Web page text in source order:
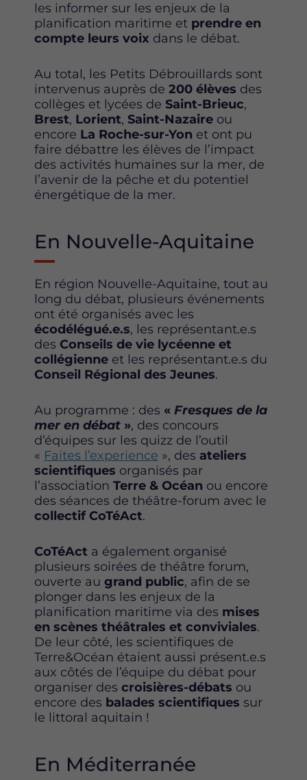
les informer sur les enjeux de la
planification maritime et prendre en
compte leurs voix dans le débat.
Au total, les Petits Débrouillards sont
intervenus auprès de 200 élèves des
collèges et lycées de Saint-Brieuc,
Brest, Lorient, Saint-Nazaire ou
encore La Roche-sur-Yon et ont pu
faire débattre les élèves de l’impact
des activités humaines sur la mer, de
l’avenir de la pêche et du potentiel
énergétique de la mer.
En Nouvelle-Aquitaine
En région Nouvelle-Aquitaine, tout au
long du débat, plusieurs événements
ont été organisés avec les
écodélégué.e.s, les représentant.e.s
des Conseils de vie lycéenne et
collégienne et les représentant.e.s du
Conseil Régional des Jeunes.
Au programme : des « Fresques de la
mer en débat », des concours
d’équipes sur les quizz de l’outil
« Faites l’experience », des ateliers
scientifiques organisés par
l’association Terre & Océan ou encore
des séances de théâtre-forum avec le
collectif CoTéAct.
CoTéAct a également organisé
plusieurs soirées de théâtre forum,
ouverte au grand public, afin de se
plonger dans les enjeux de la
planification maritime via des mises
en scènes théâtrales et conviviales.
De leur côté, les scientifiques de
Terre&Océan étaient aussi présent.e.s
aux côtés de l’équipe du débat pour
organiser des croisières-débats ou
encore des balades scientifiques sur
le littoral aquitain !
En Méditerranée